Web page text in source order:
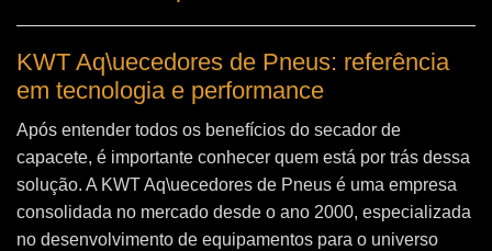
KWT Aq\uecedores de Pneus: referência
em tecnologia e performance
Após entender todos os benefícios do secador de
capacete, é importante conhecer quem está por trás dessa
solução. A KWT Aq\uecedores de Pneus é uma empresa
consolidada no mercado desde o ano 2000, especializada
no desenvolvimento de equipamentos para o universo